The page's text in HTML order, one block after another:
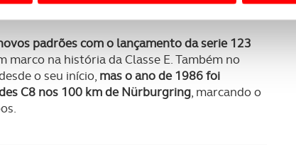
experiência digital, personalizar conteúdos e
como para analisar dados de navegação no nosso
relativa à sua utilização do nosso site de
terceiros.
internacionais de dados pessoais serão realizadas
padrões com o lançamento da serie 123
marco na história da Classe E. Também no
o seu início, mas o ano de 1986 foi
C8 nos 100 km de Nürburgring, marcando o